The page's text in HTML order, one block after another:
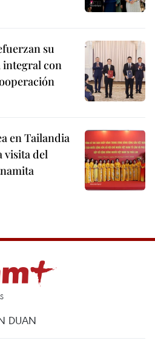
su
integral con
en Tailandia
visita del
DUAN